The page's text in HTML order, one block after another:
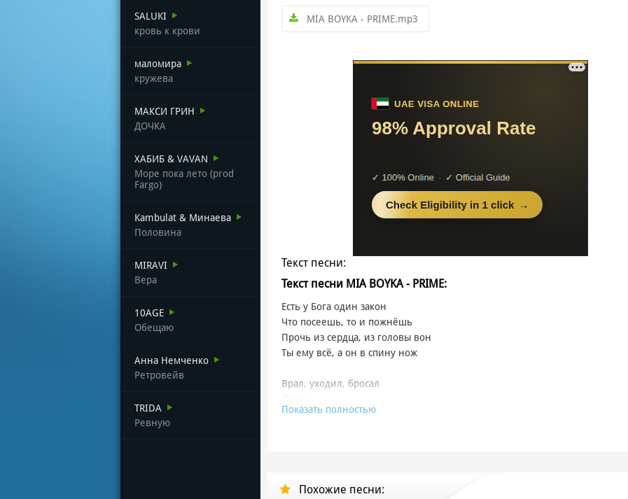
SALUKI
кровь к крови
маломира
кружева
МАКСИ ГРИН
ДОЧКА
ХАБИБ & VAVAN
Море пока лето (prod
Fargo)
Kambulat & Минаева
Половина
MIRAVI
Вера
10AGE
Обещаю
Анна Немченко
Ретровейв
TRIDA
Ревную
MIA BOYKA - PRIME.mp3
Текст песни:
Текст песни MIA BOYKA - PRIME:
Есть у Бога один закон
Что посеешь, то и пожнёшь
Прочь из сердца, из головы вон
Ты ему всё, а он в спину нож
Врал, уходил, бросал
Извинялся складно
А у меня есть план идеальный
Показать полностью
Похожие песни: